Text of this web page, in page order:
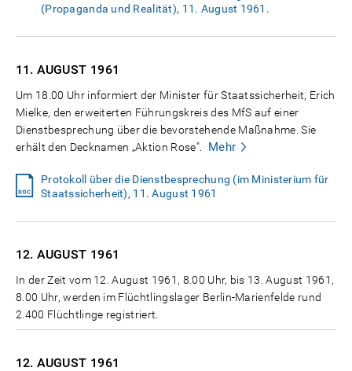
(Propaganda und Realität), 11. August 1961.
11. AUGUST 1961
Um 18.00 Uhr informiert der Minister für Staatssicherheit, Erich
Mielke, den erweiterten Führungskreis des MfS auf einer
Dienstbesprechung über die bevorstehende Maßnahme. Sie
erhält den Decknamen „Aktion Rose".
Mehr
Protokoll über die Dienstbesprechung (im Ministerium für
Staatssicherheit), 11. August 1961
12. AUGUST 1961
In der Zeit vom 12. August 1961, 8.00 Uhr, bis 13. August 1961,
8.00 Uhr, werden im Flüchtlingslager Berlin-Marienfelde rund
2.400 Flüchtlinge registriert.
12. AUGUST 1961